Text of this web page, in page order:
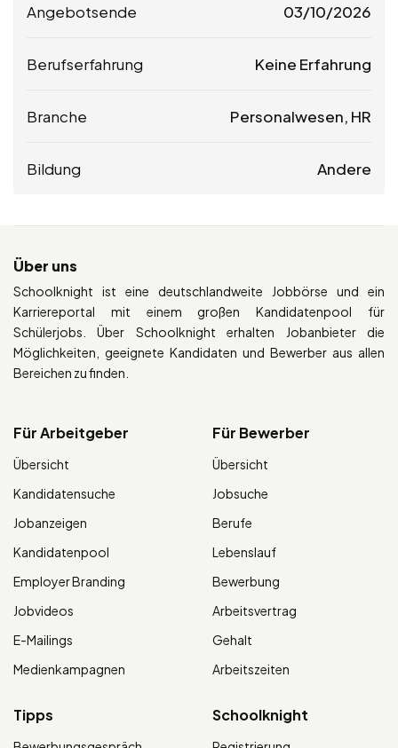
Angebotsende 03/10/2026
Berufserfahrung Keine Erfahrung
Branche Personalwesen, HR
Bildung Andere
Über uns
Schoolknight ist eine deutschlandweite Jobbörse und ein
Karriereportal mit einem großen Kandidatenpool für
Schülerjobs. Über Schoolknight erhalten Jobanbieter die
Möglichkeiten, geeignete Kandidaten und Bewerber aus allen
Bereichen zu finden.
Für Arbeitgeber
Übersicht
Kandidatensuche
Jobanzeigen
Kandidatenpool
Employer Branding
Jobvideos
E-Mailings
Medienkampagnen
Für Bewerber
Übersicht
Jobsuche
Berufe
Lebenslauf
Bewerbung
Arbeitsvertrag
Gehalt
Arbeitszeiten
Tipps Schoolknight